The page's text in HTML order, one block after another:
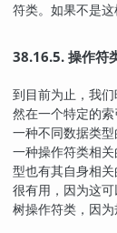
符类。如果不是
38.16.5. 操作符
到目前为止，我
然在一个特定的
一种不同数据类
一种操作符类相
型也有其自身相
很有用，因为这
树操作符类，因为